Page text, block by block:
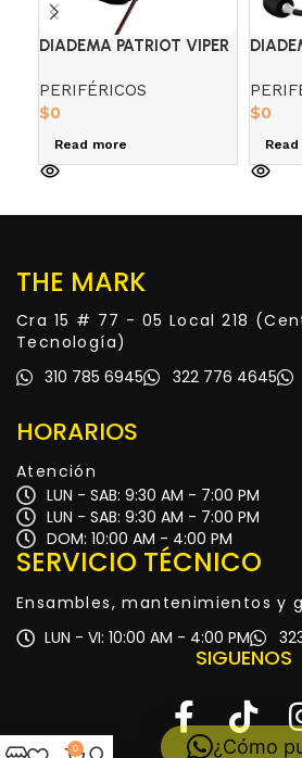
DIADEMA PATRIOT VIPER
PERIFÉRICOS
$0
Read more
$0
THE MARK
Cra 15 # 77 - 05 Local 218
Tecnología)
310 785 6945
322 776 4645
HORARIOS
Atención
LUN - SAB: 9:30 AM - 7:00 PM
LUN - SAB: 9:30 AM - 7:00 PM
DOM: 10:00 AM - 4:00 PM
SERVICIO TÉCNICO
Ensambles, mantenimientos y
LUN - VI: 10:00 AM - 4:00 PM
SIGUENOS
0 ¿Cómo